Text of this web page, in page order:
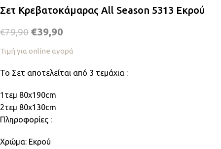
Σετ Κρεβατοκάμαρας All Season 5313 Εκρού
€79,90 €39,90
Τιμή για online αγορά
To Σετ αποτελείται από 3 τεμάχια :
1τεμ 80x190cm
2τεμ 80x130cm
Πληροφορίες :
Χρώμα: Εκρού